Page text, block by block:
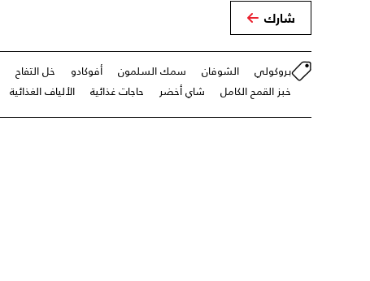
شارك
بروكولي الشوفان سمك السلمون أفوكادو خل التفاح
خبز القمح الكامل
شاي أخضر حاجات غذائية الألياف الغذائية